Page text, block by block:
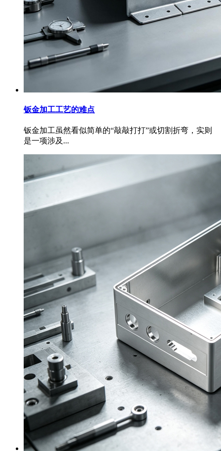
钣金加工工艺的难点
钣金加工虽然看似简单的“敲敲打打”或切割折弯，实则
是一项涉及...